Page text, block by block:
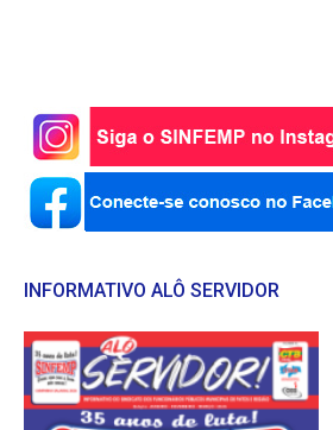
INFORMATIVO ALÔ SERVIDOR